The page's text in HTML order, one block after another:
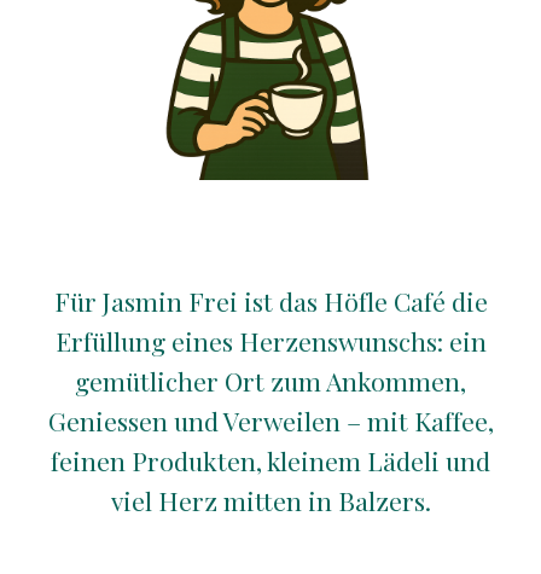
Für Jasmin Frei ist das Höfle Café die
Erfüllung eines Herzenswunschs: ein
gemütlicher Ort zum Ankommen,
Geniessen und Verweilen – mit Kaffee,
feinen Produkten, kleinem Lädeli und
viel Herz mitten in Balzers.